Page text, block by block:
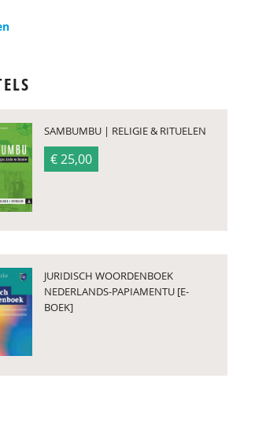
SAMBUMBU | RELIGIE & RITUELEN
€ 25,00
JURIDISCH WOORDENBOEK
NEDERLANDS-PAPIAMENTU [E-
BOEK]